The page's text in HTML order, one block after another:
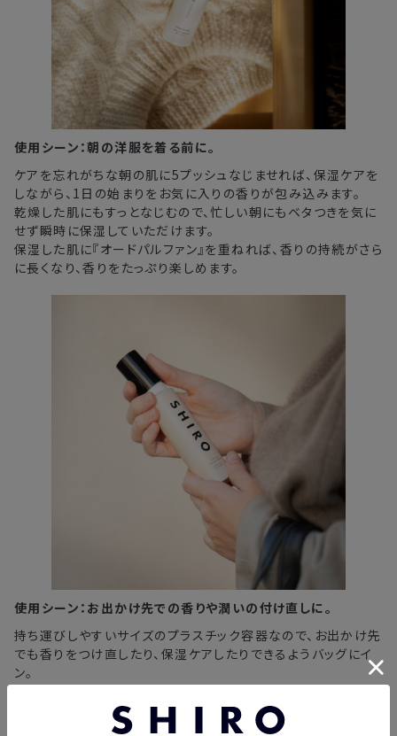
使用シーン：朝の洋服を着る前に。
ケアを忘れがちな朝の肌に5プッシュなじませれば、保湿ケアを
しながら、1日の始まりをお気に入りの香りが包み込みます。
乾燥した肌にもすっとなじむので、忙しい朝にもベタつきを気に
せず瞬時に保湿していただけます。
保湿した肌に『オードパルファン』を重ねれば、香りの持続がさら
に長くなり、香りをたっぷり楽しめます。
使用シーン：お出かけ先での香りや潤いの付け直しに。
持ち運びしやすいサイズのプラスチック容器なので、お出かけ先
でも香りをつけ直したり、保湿ケアしたりできるようバッグにイ
ン。
朝は香水・日中はボディミストで使い分けるのもおすすめです。